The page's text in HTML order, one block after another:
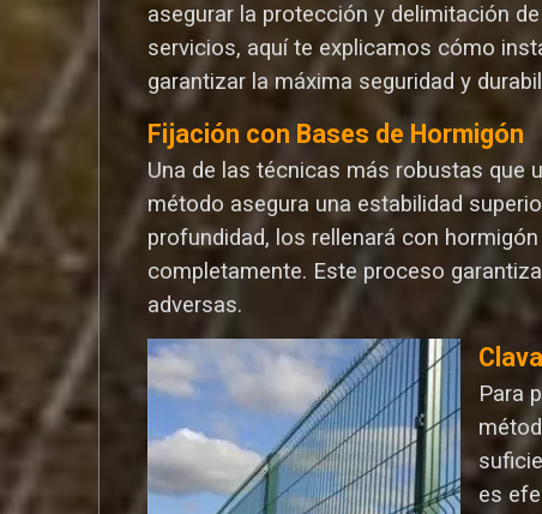
asegurar la protección y delimitación
servicios, aquí te explicamos cómo
garantizar la máxima seguridad y
Fijación con Bases de Hormigón
Una de las técnicas más robustas que
método asegura una estabilidad
profundidad, los rellenará con
completamente. Este proceso
adversas.
Para
es